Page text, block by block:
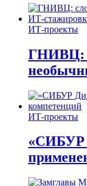
ИТ-проекты
ГНИВЦ:
ИТ-проекты
«СИБУР